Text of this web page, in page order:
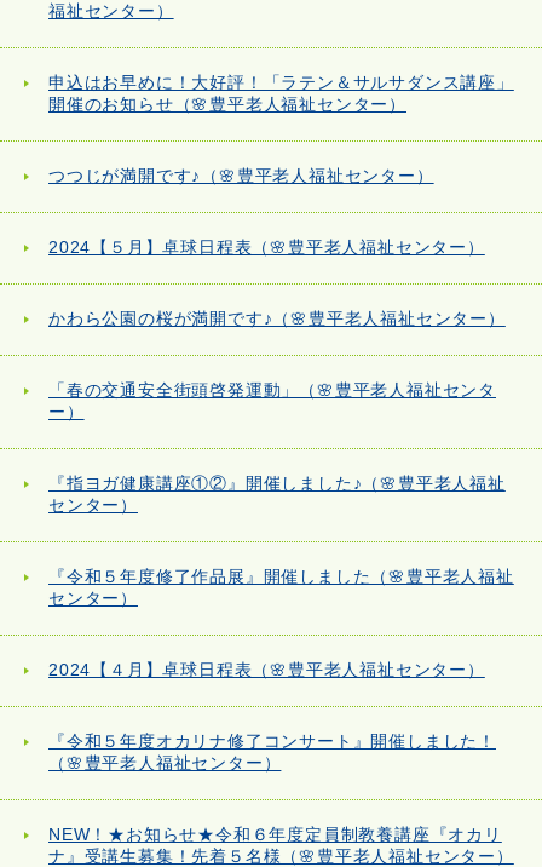
福祉センター）
申込はお早めに！大好評！「ラテン＆サルサダンス講座」
開催のお知らせ（🌸豊平老人福祉センター）
つつじが満開です♪（🌸豊平老人福祉センター）
2024【５月】卓球日程表（🌸豊平老人福祉センター）
かわら公園の桜が満開です♪（🌸豊平老人福祉センター）
「春の交通安全街頭啓発運動」（🌸豊平老人福祉センタ
ー）
『指ヨガ健康講座①②』開催しました♪（🌸豊平老人福祉
センター）
『令和５年度修了作品展』開催しました（🌸豊平老人福祉
センター）
2024【４月】卓球日程表（🌸豊平老人福祉センター）
『令和５年度オカリナ修了コンサート』開催しました！
（🌸豊平老人福祉センター）
NEW！★お知らせ★令和６年度定員制教養講座『オカリ
ナ』受講生募集！先着５名様（🌸豊平老人福祉センター）